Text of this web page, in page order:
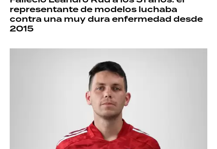
representante de modelos luchaba
contra una muy dura enfermedad desde
2015